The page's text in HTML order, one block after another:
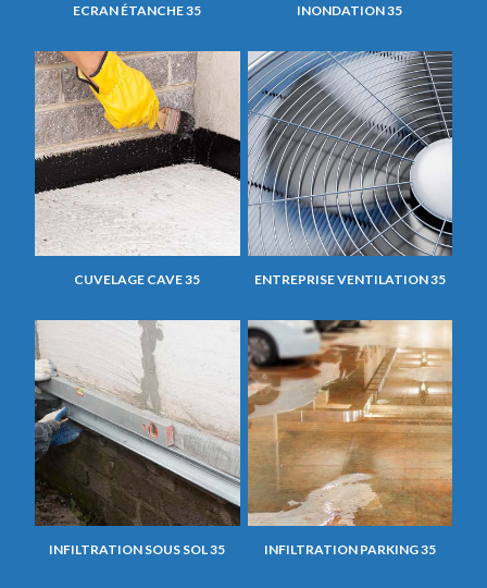
ECRAN ÉTANCHE 35 INONDATION 35
CUVELAGE CAVE 35 ENTREPRISE VENTILATION 35
INFILTRATION SOUS SOL 35 INFILTRATION PARKING 35